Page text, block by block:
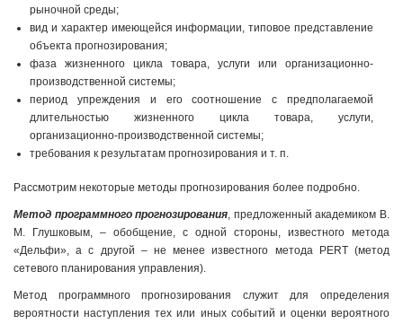
рыночной среды;
вид и характер имеющейся информации, типовое представление
объекта прогнозирования;
фаза жизненного цикла товара, услуги или организационно-
производственной системы;
период упреждения и его соотношение с предполагаемой
длительностью жизненного цикла товара, услуги,
организационно-производственной системы;
требования к результатам прогнозирования и т. п.
Рассмотрим некоторые методы прогнозирования более подробно.
Метод программного прогнозирования, предложенный академиком В.
М. Глушковым, – обобщение, с одной стороны, известного метода
«Дельфи», а с другой – не менее известного метода PERT (метод
сетевого планирования управления).
Метод программного прогнозирования служит для определения
вероятности наступления тех или иных событий и оценки вероятного